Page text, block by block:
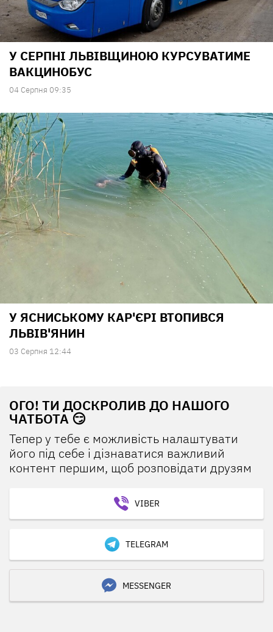
У СЕРПНІ ЛЬВІВЩИНОЮ КУРСУВАТИМЕ
ВАКЦИНОБУС
04 Серпня 09:35
У ЯСНИСЬКОМУ КАР'ЄРІ ВТОПИВСЯ
ЛЬВІВ'ЯНИН
03 Серпня 12:44
ОГО! ТИ ДОСКРОЛИВ ДО НАШОГО
ЧАТБОТА 😏
Тепер у тебе є можливість налаштувати
його під себе і дізнаватися важливий
контент першим, щоб розповідати друзям
VIBER
TELEGRAM
MESSENGER